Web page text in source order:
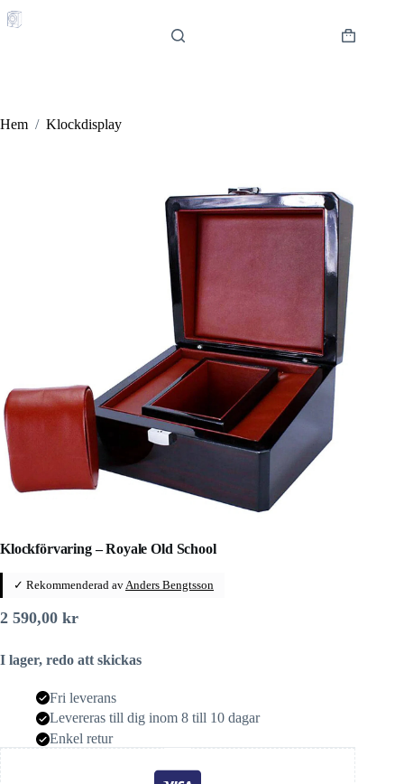
till
Varukorg
Hem / Klockdisplay
Klockförvaring – Royale Old School
✓ Rekommenderad av Anders Bengtsson
2 590,00 kr
I lager, redo att skickas
Fri leverans
Levereras till dig inom 8 till 10 dagar
Enkel retur